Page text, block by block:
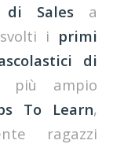
di Sales a
i primi
di
ampio
To Learn,
ragazzi